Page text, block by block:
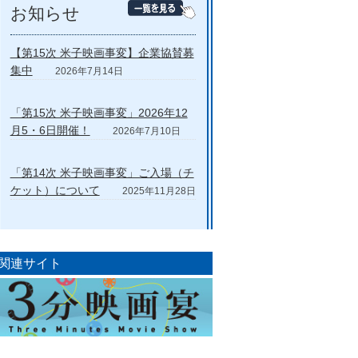
お知らせ
【第15次 米子映画事変】企業協賛募
集中
2026年7月14日
「第15次 米子映画事変」2026年12
月5・6日開催！
2026年7月10日
「第14次 米子映画事変」ご入場（チ
ケット）について
2025年11月28日
連サイト